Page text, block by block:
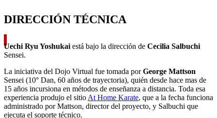
DIRECCIÓN TÉCNICA
Uechi Ryu Yoshukai está bajo la dirección de Cecilia Salbuchi
Sensei.
La iniciativa del Dojo Virtual fue tomada porGeorge Mattson
Sensei (10° Dan, 60 años de trayectoria), quién desde hace mas de
15 años incursiona en métodos de enseñanza a distancia. Toda esa
experiencia produjo el sitio At Home Karate, que a la fecha funciona
administrado por Mattson, director del proyecto, y Salbuchi que
ejecuta el soporte técnico.